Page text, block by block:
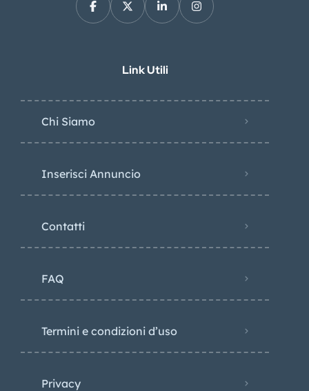
Link Utili
Chi Siamo
Inserisci Annuncio
Contatti
FAQ
Termini e condizioni d’uso
Privacy